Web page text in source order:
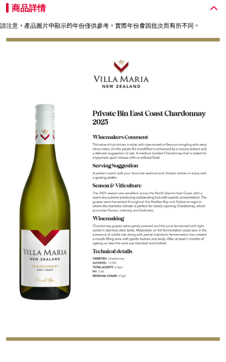
商品詳情
請注意，產品圖片中顯示的年份僅供參考，實際年份會因批次而有所不同。